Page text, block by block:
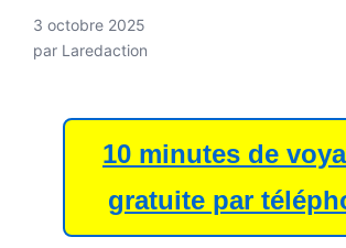
3 octobre 2025
par Laredaction
10 minutes de
gratuite par